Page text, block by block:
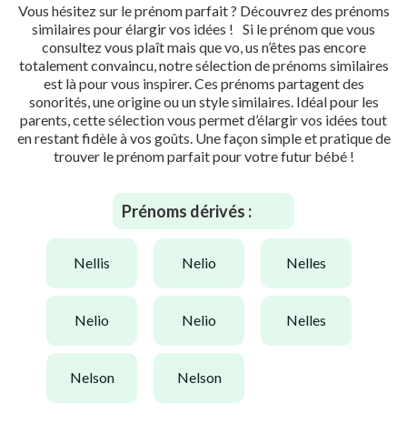
Vous hésitez sur le prénom parfait ? Découvrez des prénoms
similaires pour élargir vos idées ! Si le prénom que vous
consultez vous plaît mais que vo, us n’êtes pas encore
totalement convaincu, notre sélection de prénoms similaires
est là pour vous inspirer. Ces prénoms partagent des
sonorités, une origine ou un style similaires. Idéal pour les
parents, cette sélection vous permet d’élargir vos idées tout
en restant fidèle à vos goûts. Une façon simple et pratique de
trouver le prénom parfait pour votre futur bébé !
Prénoms dérivés :
nellis nelio nelles
nelio nelio nelles
nelson nelson